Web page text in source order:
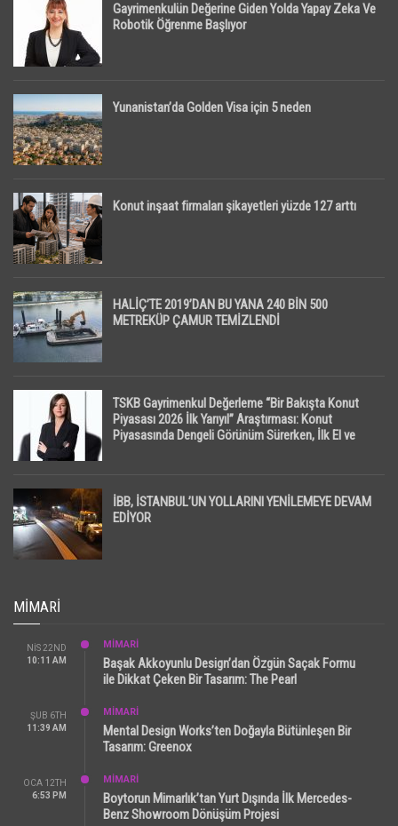
Gayrimenkulün Değerine Giden Yolda Yapay Zeka Ve
Robotik Öğrenme Başlıyor
Yunanistan’da Golden Visa için 5 neden
Konut inşaat firmaları şikayetleri yüzde 127 arttı
HALİÇ’TE 2019’DAN BU YANA 240 BİN 500
METREKÜP ÇAMUR TEMİZLENDİ
TSKB Gayrimenkul Değerleme “Bir Bakışta Konut
Piyasası 2026 İlk Yarıyıl” Araştırması: Konut
Piyasasında Dengeli Görünüm Sürerken, İlk El ve
İBB, İSTANBUL’UN YOLLARINI YENİLEMEYE DEVAM
EDİYOR
MIMARI
NIS 22ND
10:11 AM
MİMARİ
Başak Akkoyunlu Design’dan Özgün Saçak Formu
ile Dikkat Çeken Bir Tasarım: The Pearl
ŞUB 6TH
11:39 AM
MİMARİ
Mental Design Works’ten Doğayla Bütünleşen Bir
Tasarım: Greenox
OCA 12TH
6:53 PM
MİMARİ
Boytorun Mimarlık’tan Yurt Dışında İlk Mercedes-
Benz Showroom Dönüşüm Projesi